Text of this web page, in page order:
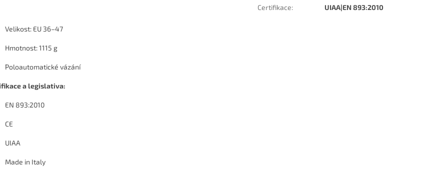
Velikost: EU 36–47
Hmotnost: 1115 g
Poloautomatické vázání
a legislativa:
EN 893:2010
CE
UIAA
Made in Italy
Certifikace: UIAA|EN 893:2010